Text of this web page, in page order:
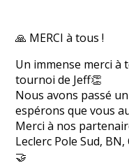
🙏 MERCI à tous !
Un immense merci
tournoi de Jeff👏
Nous avons passé
espérons que vous
Merci à nos
Leclerc Pole Sud,
🤝